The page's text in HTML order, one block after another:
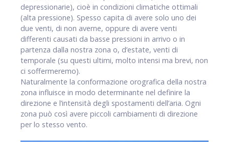
depressionarie), cioè in condizioni climatiche ottimali
(alta pressione). Spesso capita di avere solo uno dei
due venti, di non averne, oppure di avere venti
differenti causati da basse pressioni in arrivo o in
partenza dalla nostra zona o, d’estate, venti di
temporale (su questi ultimi, molto intensi ma brevi, non
ci soffermeremo).
Naturalmente la conformazione orografica della nostra
zona influisce in modo determinante nel definire la
direzione e l’intensità degli spostamenti dell’aria. Ogni
zona può così avere piccoli cambiamenti di direzione
per lo stesso vento.